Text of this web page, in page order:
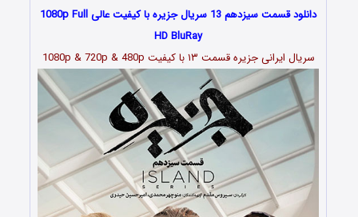
دانلود قسمت سیزدهم 13 سریال جزیره با کیفیت عالی 1080p Full
HD BluRay
سریال ایرانی جزیره قسمت ۱۳ با کیفیت 1080p & 720p & 480p